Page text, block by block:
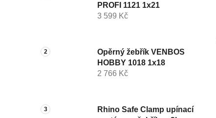
PROFI 1121 1x21
3 599 Kč
Opěrný žebřík VENBOS
HOBBY 1018 1x18
2 766 Kč
Rhino Safe Clamp upínací